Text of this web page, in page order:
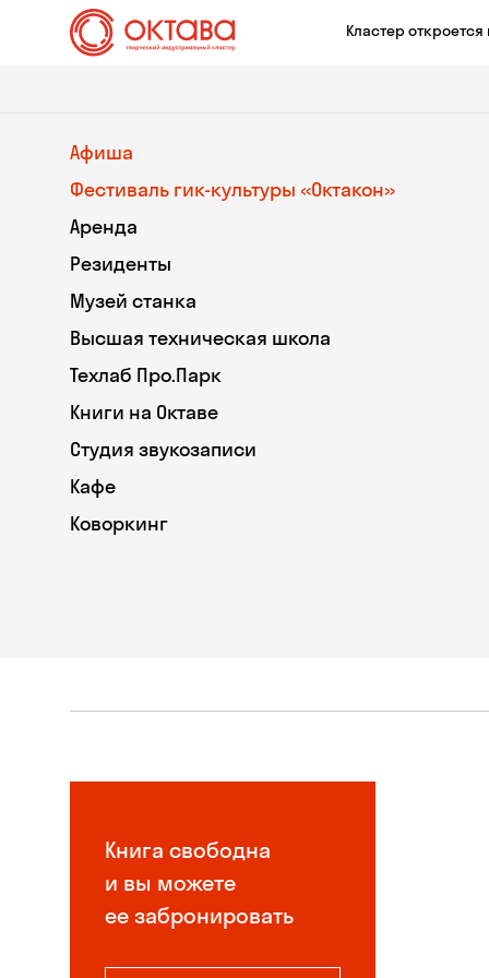
Кластер откроется
Афиша
Фестиваль гик-культуры «Октакон»
Аренда
Резиденты
Музей станка
Высшая техническая школа
Техлаб Про.Парк
Книги на Октаве
Студия звукозаписи
Кафе
Коворкинг
Книга свободна
и вы можете
ее забронировать